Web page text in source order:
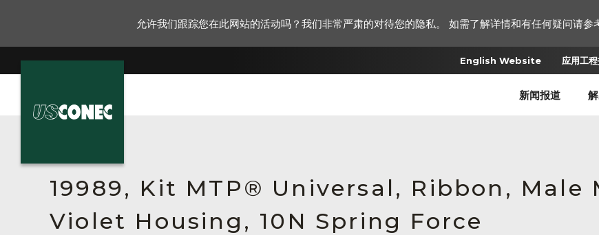
English Website 应用工
新闻报道
19989, Kit MTP® Universal, Ribbon,
Violet Housing, 10N Spring Force
允许我们跟踪您在此网站的活动吗？我们非常严肃的对待您的隐私。 如需了解详情和有任何疑问请参